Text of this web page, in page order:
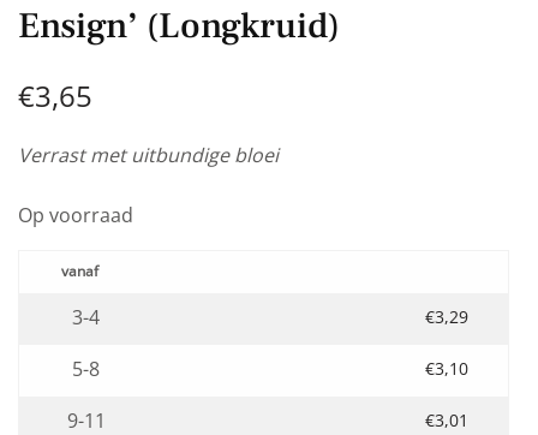
Ensign’ (Longkruid)
€3,65
Verrast met uitbundige bloei
Op voorraad
3-4 €3,29
5-8 €3,10
9-11 €3,01